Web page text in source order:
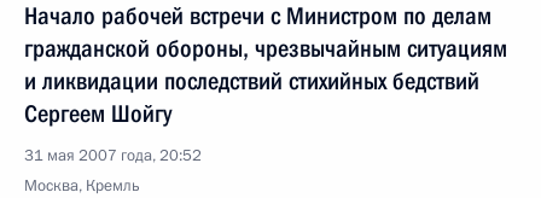
Начало рабочей встречи с Министром по делам
гражданской обороны, чрезвычайным ситуациям
и ликвидации последствий стихийных бедствий
Сергеем Шойгу
31 мая 2007 года, 20:52
Москва, Кремль